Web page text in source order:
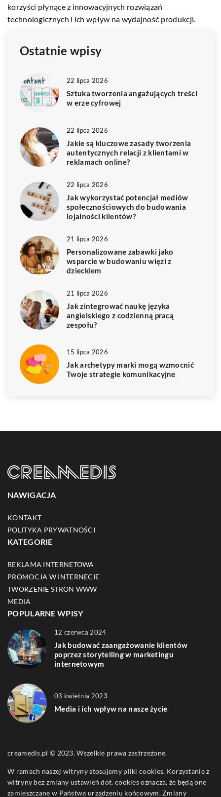
produkcji.
zabezpieczyć swoje towary.
Ostatnie wpisy
22 lipca 2026
Sztuka tworzenia angażujących treści
w erze cyfrowej
22 lipca 2026
Jakie są kluczowe zasady tworzenia
autentycznych relacji z klientami w
reklamach online?
22 lipca 2026
Jak wykorzystać potencjał mediów
społecznościowych do budowania
lojalności klientów?
21 lipca 2026
Personalizowane zabawki jako
wsparcie w budowaniu więzi z
dzieckiem
21 lipca 2026
Jak zintegrować naukę języka
angielskiego z codzienną pracą
zespołu?
15 lipca 2026
Jak archetypy marki mogą wzmocnić
Twoje strategie komunikacyjne
NAWIGACJA
KONTAKT
POLITYKA PRYWATNOŚCI
KATEGORIE
REKLAMA INTERNETOWA
PROMOCJA W INTERNECIE
TWORZENIE STRON WWW
MEDIA
POPULARNE WPISY
12 czerwca 2024
Jak budować zaangażowanie klientów
poprzez storytelling w marketingu
internetowym
03 kwietnia 2023
Media i ich wpływ na nasze życie
creamedis.pl © 2023. Wszelkie prawa zastrzeżone.
W ramach naszej witryny stosujemy pliki cookies. Korzystanie z
witryny bez zmiany ustawień dot. cookies oznacza, że będą one
zamieszczane w Państwa urządzeniu końcowym. Zmiany